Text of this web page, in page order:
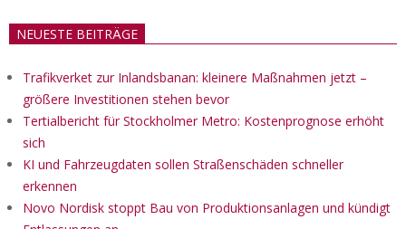
NEUESTE BEITRÄGE
Trafikverket zur Inlandsbanan: kleinere Maßnahmen jetzt –
größere Investitionen stehen bevor
Tertialbericht für Stockholmer Metro: Kostenprognose erhöht
sich
KI und Fahrzeugdaten sollen Straßenschäden schneller
erkennen
Novo Nordisk stoppt Bau von Produktionsanlagen und kündigt